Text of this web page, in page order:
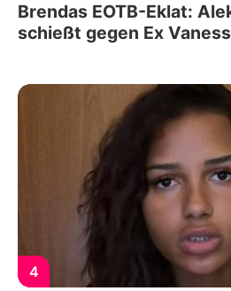
Brendas EOTB-Eklat:
schießt gegen Ex
4